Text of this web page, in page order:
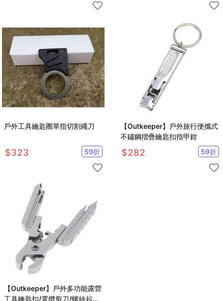
戶外工具鑰匙圈單指切割繩刀
$323 59折
【Outkeeper】戶外旅行便攜式
不鏽鋼摺疊鑰匙扣指甲鉗
$282 59折
【Outkeeper】戶外多功能露營
工具鑰匙扣/電纜剪刀/螺絲起子/